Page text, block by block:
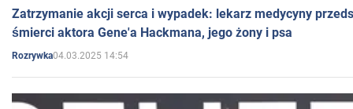
Zatrzymanie akcji serca i wypadek: lekarz medycyny
śmierci aktora Gene'a Hackmana, jego żony i psa
Rozrywka04.03.2025 14:54